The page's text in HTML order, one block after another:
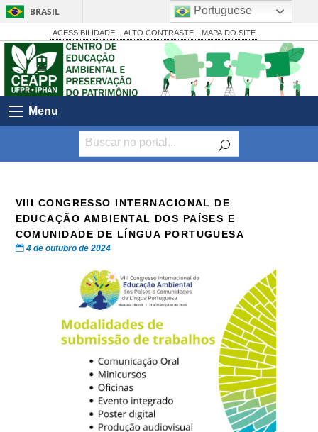
BRASIL
Simplifique!
Comunica BR
Participe
Legislação
Canais
ACESSIBILIDADE ALTO CONTRASTE MAPA DO SITE
Menu
VIII CONGRESSO INTERNACIONAL DE
EDUCAÇÃO AMBIENTAL DOS PAÍSES E
COMUNIDADE DE LÍNGUA PORTUGUESA
4 de outubro de 2024
Portuguese